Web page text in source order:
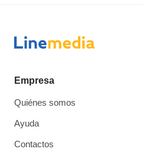
Empresa
Quiénes somos
Ayuda
Contactos